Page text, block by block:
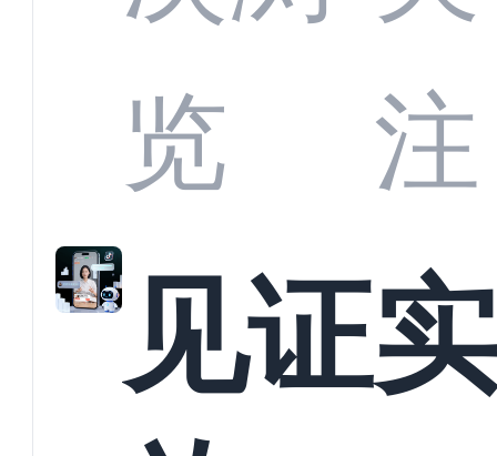
商深度
解析：
览
注
见证实